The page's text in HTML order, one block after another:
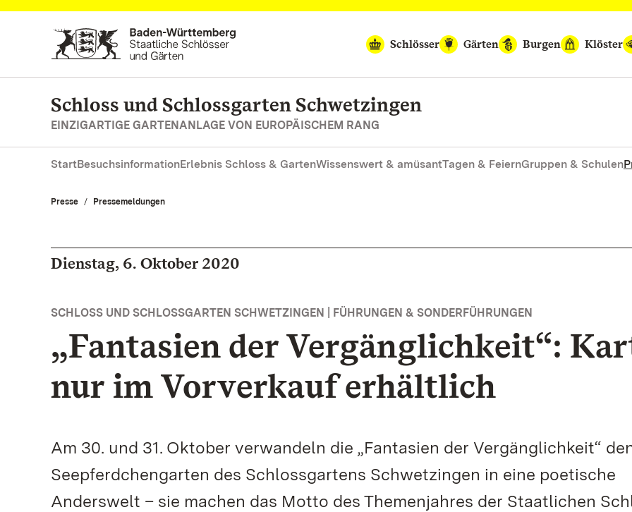
Zum Hauptinhalt springen
Schlösser
Gärten Burgen Klöster
Schloss und Schlossgarten Schwetzingen
EINZIGARTIGE GARTENANLAGE VON EUROPÄISCHEM RANG
StartBesuchsinformationErlebnis Schloss & GartenWissenswert & amüsantTagen & FeiernGruppen & Schulen
Presse Pressemeldungen
Dienstag, 6. Oktober 2020
SCHLOSS UND SCHLOSSGARTEN SCHWETZINGEN | FÜHRUNGEN & SONDERFÜHRUNGEN
„Fantasien der Vergänglichkeit“:
nur im Vorverkauf erhältlich
Am 30. und 31. Oktober verwandeln die „Fantasien der Vergänglichkeit“
Seepferdchengarten des Schlossgartens Schwetzingen in eine poetische
Anderswelt – sie machen das Motto des Themenjahres der Staatlichen